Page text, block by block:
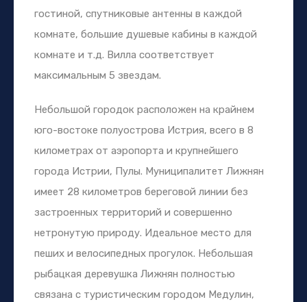
гостиной, спутниковые антенны в каждой
комнате, большие душевые кабины в каждой
комнате и т.д. Вилла соответствует
максимальным 5 звездам.
Небольшой городок расположен на крайнем
юго-востоке полуострова Истрия, всего в 8
километрах от аэропорта и крупнейшего
города Истрии, Пулы. Муниципалитет Лижнян
имеет 28 километров береговой линии без
застроенных территорий и совершенно
нетронутую природу. Идеальное место для
пеших и велосипедных прогулок. Небольшая
рыбацкая деревушка Лижнян полностью
связана с туристическим городом Медулин,